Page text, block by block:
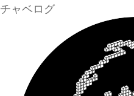
チャベログ